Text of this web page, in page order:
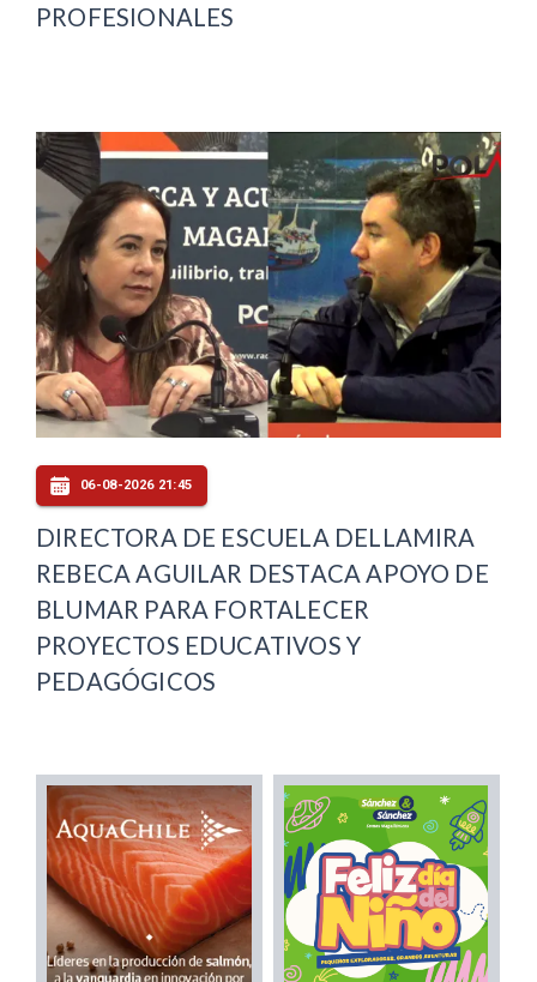
PROFESIONALES
06-08-2026 21:45
DIRECTORA DE ESCUELA DELLAMIRA
REBECA AGUILAR DESTACA APOYO DE
BLUMAR PARA FORTALECER
PROYECTOS EDUCATIVOS Y
PEDAGÓGICOS